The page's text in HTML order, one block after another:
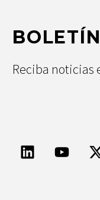
BOLETÍN
Reciba noticias